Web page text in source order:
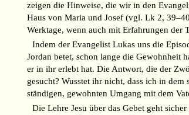
zeigen die Hinweise, die wir in den
Haus von Maria und Josef (vgl. Lk 2,
Werktage, wenn auch mit Erfahrungen der
Indem der Evangelist Lukas uns die
Jordan betet, schon lange die Gewohnheit
er in ihr erlebt hat. Die Antwort, die der
gesucht? Wusstet ihr nicht, dass ich in
ständigen, gewohnten Umgang mit dem
Die Lehre Jesu über das Gebet geht